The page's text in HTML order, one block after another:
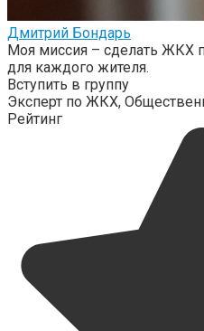
Дмитрий Бондарь
Моя миссия – сделать
для каждого жителя.
Вступить в группу
Эксперт по ЖКХ,
Рейтинг